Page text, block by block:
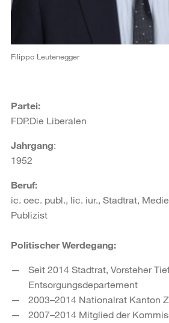
Filippo Leutenegger
Partei:
FDP.Die Liberalen
Jahrgang:
1952
Beruf:
ic. oec. publ., lic. iur., Stadtrat,
Publizist
Politischer Werdegang:
Seit 2014 Stadtrat, Vorsteher
Entsorgungsdepartement
2003–2014 Nationalrat Kanton
2007–2014 Mitglied der